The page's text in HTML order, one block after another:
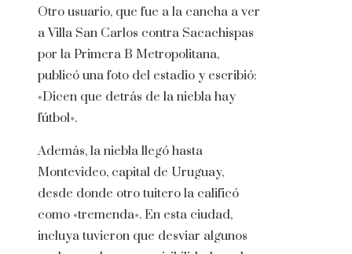
Otro usuario, que fue a la cancha a ver
a Villa San Carlos contra Sacachispas
por la Primera B Metropolitana,
publicó una foto del estadio y escribió:
«Dicen que detrás de la niebla hay
fútbol».
Además, la niebla llegó hasta
Montevideo, capital de Uruguay,
desde donde otro tuitero la calificó
como «tremenda». En esta ciudad,
incluya tuvieron que desviar algunos